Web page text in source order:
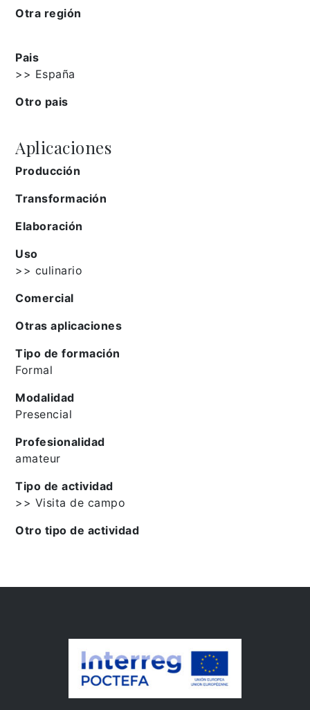
Otra región
Pais
>> España
Otro pais
Aplicaciones
Producción
Transformación
Elaboración
Uso
>> culinario
Comercial
Otras aplicaciones
Tipo de formación
Formal
Modalidad
Presencial
Profesionalidad
amateur
Tipo de actividad
>> Visita de campo
Otro tipo de actividad